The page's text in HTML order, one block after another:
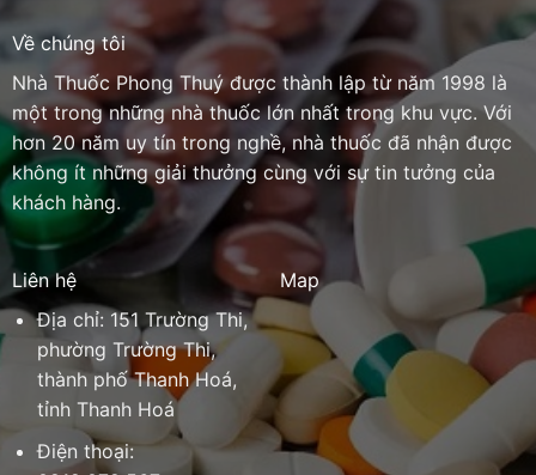
Về chúng tôi
Nhà Thuốc Phong Thuý được thành lập từ năm 1998 là
một trong những nhà thuốc lớn nhất trong khu vực. Với
hơn 20 năm uy tín trong nghề, nhà thuốc đã nhận được
không ít những giải thưởng cùng với sự tin tưởng của
khách hàng.
Liên hệ
Địa chỉ: 151 Trường Thi,
phường Trường Thi,
thành phố Thanh Hoá,
tỉnh Thanh Hoá
Điện thoại:
Map